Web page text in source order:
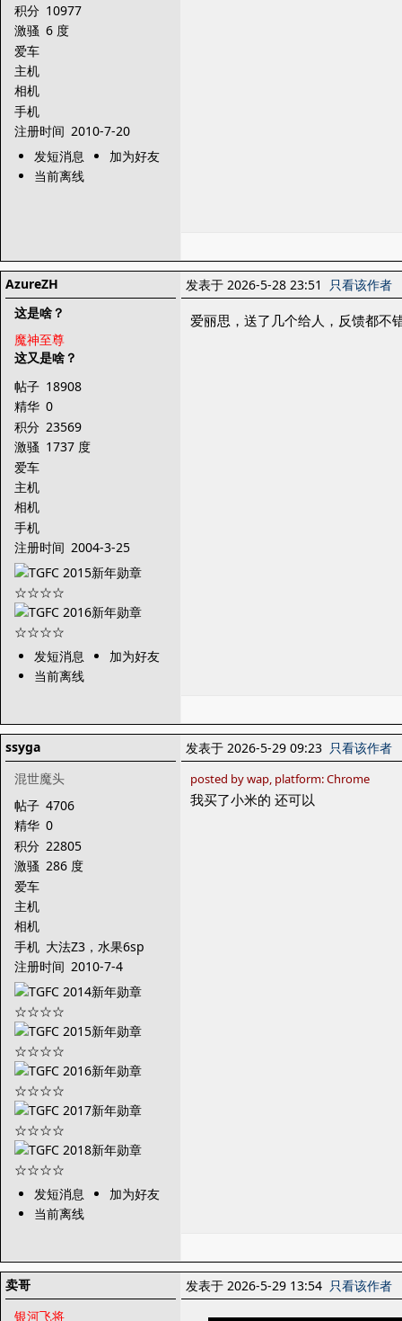
积分 10977
激骚 6 度
爱车
主机
相机
手机
注册时间 2010-7-20
发短消息
加为好友
当前离线
AzureZH
这是啥？
魔神至尊
这又是啥？
帖子 18908
精华 0
积分 23569
激骚 1737 度
爱车
主机
相机
手机
注册时间 2004-3-25
发短消息
加为好友
当前离线
发表于 2026-5-28 23:51 只看该作者
爱丽思，送了几个给人，反馈都不
ssyga
混世魔头
帖子 4706
精华 0
积分 22805
激骚 286 度
爱车
主机
相机
手机 大法Z3，水果6sp
注册时间 2010-7-4
发短消息
加为好友
当前离线
发表于 2026-5-29 09:23 只看该作者
posted by wap, platform: Chrome
我买了小米的 还可以
卖哥
银河飞将
发表于 2026-5-29 13:54 只看该作者